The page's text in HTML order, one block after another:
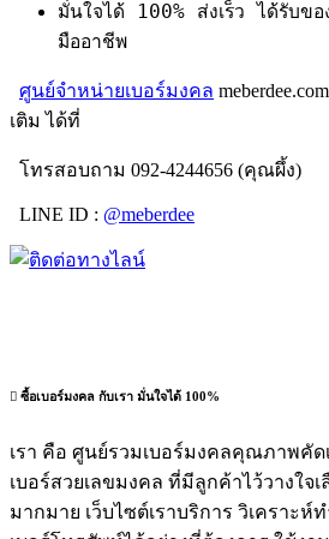
มั่นใจได้ 100% ส่งเร็ว ได้รับข
มืออาชีพ
ศูนย์จำหน่ายเบอร์มงคล
เติม ได้ที่
โทรสอบถาม 092-4244656 (คุณผึ้ง)
LINE ID : @meberdee
ซื้อเบอร์มงคล กับเรา มั่นใจได้ 100%
เรา คือ ศูนย์รวมเบอร์มงคลคุณภาพคัด
เบอร์สวยเลขมงคล ที่มีลูกค้าไว้วางใจ
มากมาย เว็บไซต์เราบริการ วิเคราะห์